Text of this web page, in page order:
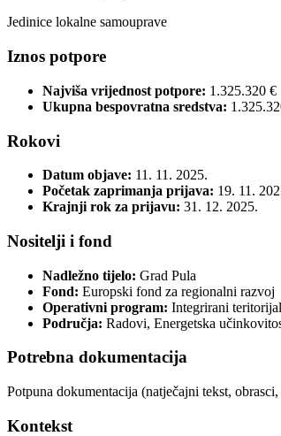
Jedinice lokalne samouprave
Iznos potpore
Najviša vrijednost potpore: 1.325.320 €
Ukupna bespovratna sredstva:
Rokovi
Datum objave: 11. 11. 2025.
Početak zaprimanja prijava: 19. 11.
Krajnji rok za prijavu: 31. 12. 2025.
Nositelji i fond
Nadležno tijelo: Grad Pula
Fond: Europski fond za regionalni razvoj
Operativni program: Integrirani
Područja: Radovi, Energetska
Potrebna dokumentacija
Potpuna dokumentacija (natječajni tekst,
Kontekst